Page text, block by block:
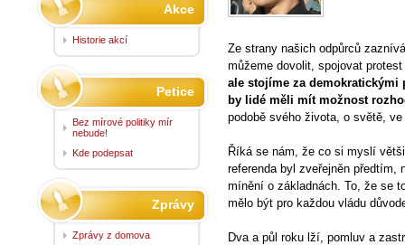
Ze strany našich odpůrců
můžeme dovolit, spojovat
ale stojíme za demokratickými
by lidé měli mít možnost
podobě svého života, o světě,
Říká se nám, že co si myslí
referenda byl zveřejněn předtím,
mínění o základnách. To, že se
mělo být pro každou vládu
Dva a půl roku lží, pomluv a
Akce
Historie akcí
Petice
Bez mírové politiky mír
nebude!
Kde podepsat
Zprávy
Zprávy z domova